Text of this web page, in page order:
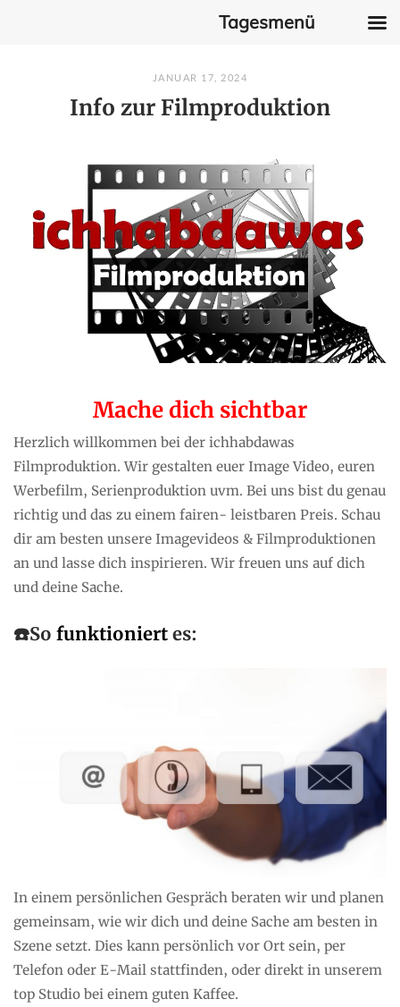
JANUAR 17, 2024
Info zur Filmproduktion
Mache dich sichtbar
Herzlich willkommen bei der ichhabdawas
Filmproduktion. Wir gestalten euer Image Video, euren
Werbefilm, Serienproduktion uvm. Bei uns bist du genau
richtig und das zu einem fairen- leistbaren Preis. Schau
dir am besten unsere Imagevideos & Filmproduktionen
an und lasse dich inspirieren. Wir freuen uns auf dich
und deine Sache.
☎️So funktioniert es:
In einem persönlichen Gespräch beraten wir und planen
gemeinsam, wie wir dich und deine Sache am besten in
Szene setzt. Dies kann persönlich vor Ort sein, per
Telefon oder E-Mail stattfinden, oder direkt in unserem
top Studio bei einem guten Kaffee.
Tagesmenü